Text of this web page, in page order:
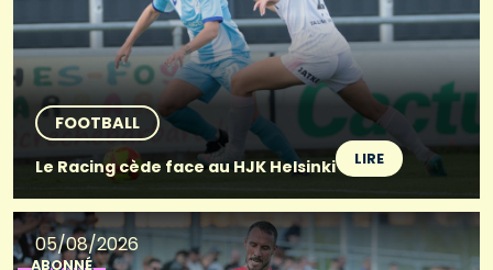
FOOTBALL
Le Racing cède face au HJK Helsinki
LIRE
05/08/2026
ABONNÉ